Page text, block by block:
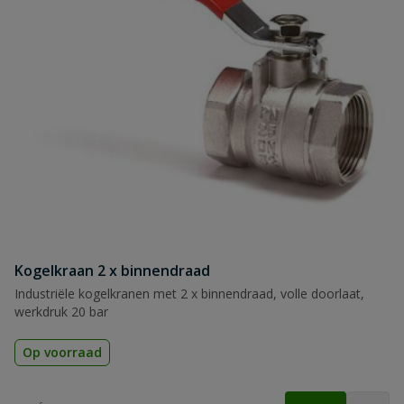
Kogelkraan 2 x binnendraad
Industriële kogelkranen met 2 x binnendraad, volle doorlaat,
werkdruk 20 bar
Op voorraad